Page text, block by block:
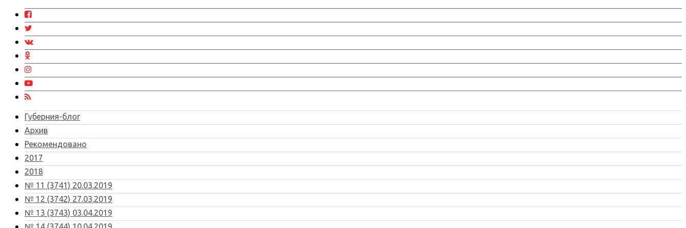
Губерния-блог
Архив
Рекомендовано
2017
2018
№ 11 (3741) 20.03.2019
№ 12 (3742) 27.03.2019
№ 13 (3743) 03.04.2019